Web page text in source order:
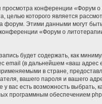
просмотра конференции «Форум
целью которого является
форум. Этими данными могут
конференции «Форум о
будет содержать, как
email (в дальнейшем «ваш адрес
в стране,
вашего пароля и вашего
у вас есть возможность выбрать,
программным обеспечением